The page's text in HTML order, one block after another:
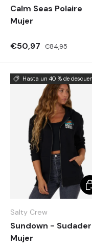
Calm Seas Polaire
Mujer
€50,97 €84,95
Hasta un 40 % de
Salty Crew
Sundown -
Mujer